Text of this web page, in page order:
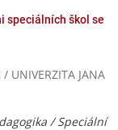
speciálních škol se
JANA
/ Speciální